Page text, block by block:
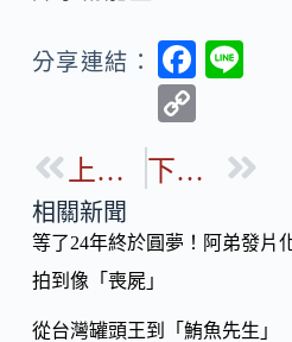
分享連結：
F
b
o
p
Li
k
上一篇 下一篇
相關新聞
等了24年終於圓夢！阿弟發
拍到像「喪屍」
從台灣罐頭王到「鮪魚先生